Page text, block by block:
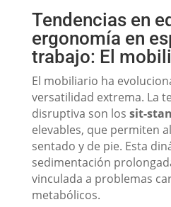
Tendencias en
ergonomía en
trabajo: El
El mobiliario ha
versatilidad extrema. La
disruptiva son los sit-
elevables, que permiten
sentado y de pie. Esta
sedimentación
vinculada a problemas
metabólicos.